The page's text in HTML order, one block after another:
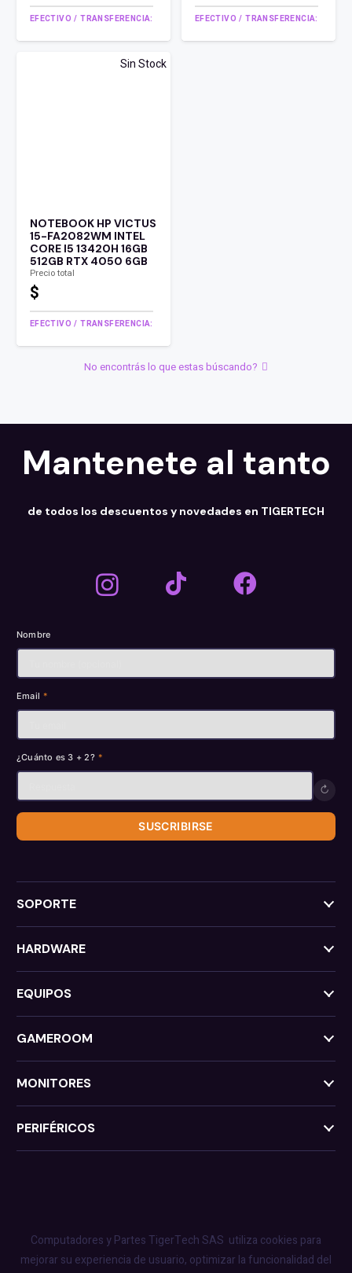
EFECTIVO / TRANSFERENCIA: EFECTIVO / TRANSFERENCIA:
Sin Stock
NOTEBOOK HP VICTUS
15-FA2082WM INTEL
CORE I5 13420H 16GB
512GB RTX 4050 6GB
Precio total
$
EFECTIVO / TRANSFERENCIA:
No encontrás lo que estas búscando?
Mantenete al tanto
de todos los descuentos y novedades en TIGERTECH
Nombre
Email *
¿Cuánto es 3 + 2? *
↻
SUSCRIBIRSE
SOPORTE
HARDWARE
EQUIPOS
GAMEROOM
MONITORES
PERIFÉRICOS
Computadores y Partes TigerTech SAS utiliza cookies para
mejorar su experiencia de usuario, optimizar la funcionalidad del